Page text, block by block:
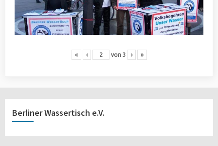
« ‹ von 3 › »
Berliner Wassertisch e.V.